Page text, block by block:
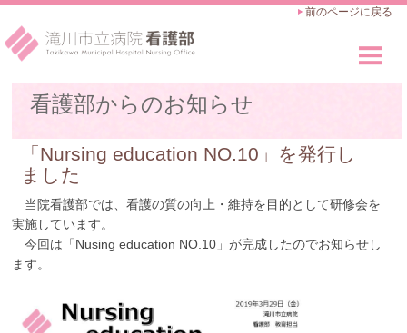
前のページに戻る
看護部のご紹介
Outline
看護師の仕事
Works
Career Advance
採用のご案内
Recruit
看護部からのお知らせ
「Nursing education NO.10」を発行し
ました
当院看護部では、看護の質の向上・維持を目的として研修会を
実施しています。
今回は「Nusing education NO.10」が完成したのでお知らせし
ます。